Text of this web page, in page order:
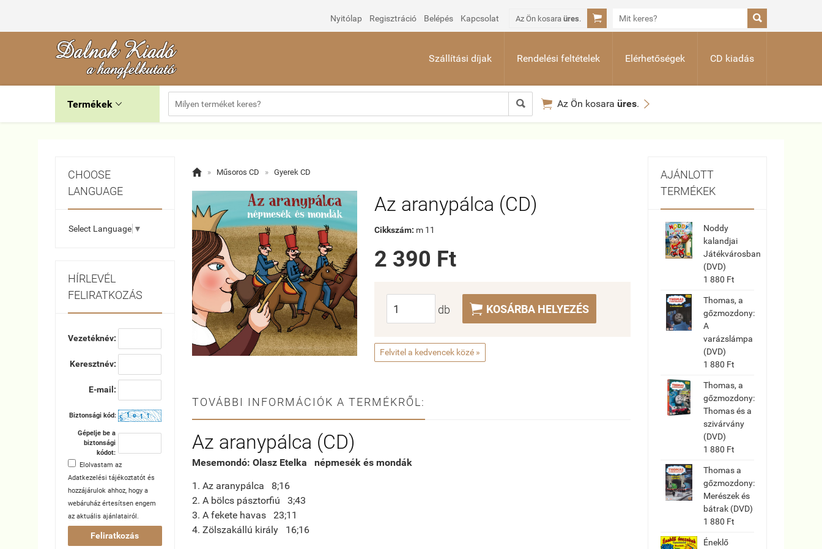
Nyitólap Regisztráció Belépés Kapcsolat Az Ön kosara üres.  
Szállítási díjak Rendelési feltételek Elérhetőségek CD kiadás
Termékek    Az Ön kosara üres. 
CHOOSE
LANGUAGE
Select Language ▼
HÍRLEVÉL
FELIRATKOZÁS
Vezetéknév:
Keresztnév:
E-mail:
Biztonsági kód:
Gépelje be a
biztonsági
kódot:
Elolvastam az
Adatkezelési tájékoztatót és
hozzájárulok ahhoz, hogy a
webáruház értesítsen engem
az aktuális ajánlatairól.
Feliratkozás
 » Műsoros CD » Gyerek CD
Az aranypálca (CD)
Cikkszám: m 11
2 390 Ft
db  KOSÁRBA HELYEZÉS
Felvitel a kedvencek közé »
TOVÁBBI INFORMÁCIÓK A TERMÉKRŐL:
Az aranypálca (CD)
Mesemondó: Olasz Etelka népmesék és mondák
1. Az aranypálca 8;16
2. A bölcs pásztorfiú 3;43
3. A fekete havas 23;11
4. Zölszakállú király 16;16
AJÁNLOTT
TERMÉKEK
Noddy
kalandjai
Játékvárosban
(DVD)
1 880 Ft
Thomas, a
gőzmozdony:
A
varázslámpa
(DVD)
1 880 Ft
Thomas, a
gőzmozdony:
Thomas és a
szivárvány
(DVD)
1 880 Ft
Thomas a
gőzmozdony:
Merészek és
bátrak (DVD)
1 880 Ft
Éneklő